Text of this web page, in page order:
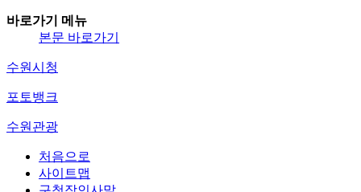
바로가기 메뉴
본문 바로가기
수원시청
포토뱅크
수원관광
처음으로
사이트맵